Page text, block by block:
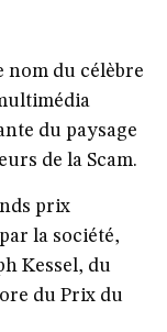
nom du célèbre
du paysage
de la Scam.
prix
la société,
Kessel, du
du Prix du